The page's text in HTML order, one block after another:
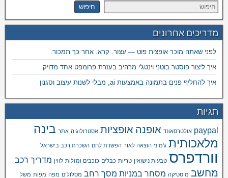
מדריכים אחרונים
לפני שאתה מוכר אופצית פוט — עצור. קרא. אחר כך תמכור.
איך ליצור פוסטר בוטני וינטג'י מרהיב בעזרת פרומפט אחד מדויק
איך להחליף פנים בתמונה באמצעות ai, מבלי לשנות עיצוב וסגנון
תגיות
paypal אולטרסאונד אופנה אופציות אסטרולוגיה אתר בינה
מלאכותית ג'מיני הוצאה לאור הפשרת לחם השכרת רכב בישראל
וורדפרס טבעות נישואין טריות כבלים כוכבים ומזלות לווין מדריך רכב
מחשב מיסטיקה מסחר במניות מסך רחב מסלולים מפה מפות משל